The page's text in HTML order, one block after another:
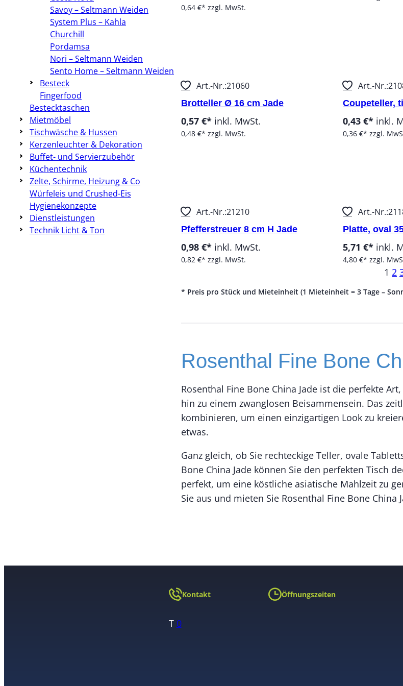
Savoy – Seltmann Weiden
System Plus – Kahla
Churchill
Pordamsa
Nori – Seltmann Weiden
Sento Home – Seltmann Weiden
Besteck
Fingerfood
Bestecktaschen
Mietmöbel
Tischwäsche & Hussen
Kerzenleuchter & Dekoration
Buffet- und Servierzubehör
Küchentechnik
Zelte, Schirme, Heizung & Co
Würfeleis und Crushed-Eis
Hygienekonzepte
Dienstleistungen
Technik Licht & Ton
0,64 €* zzgl. MwSt.
Art.-Nr.:21060
Brotteller Ø 16 cm Jade
0,57 €* inkl. MwSt.
0,48 €* zzgl. MwSt.
Art.-Nr.:
Coupeteller,
0,43 €* inkl.
0,36 €* zzgl.
Art.-Nr.:21210
Pfefferstreuer 8 cm H Jade
0,98 €* inkl. MwSt.
0,82 €* zzgl. MwSt.
Art.-Nr.:
Platte, oval
5,71 €* inkl.
4,80 €* zzgl.
1 2
* Preis pro Stück und Mieteinheit (1 Mieteinheit = 3 Tage –
Rosenthal Fine Bone
Rosenthal Fine Bone China Jade ist die perfekte
hin zu einem zwanglosen Beisammensein. Das
kombinieren, um einen einzigartigen Look zu
etwas.
Ganz gleich, ob Sie rechteckige Teller, ovale
Bone China Jade können Sie den perfekten Tisch
perfekt, um eine köstliche asiatische Mahlzeit zu
Sie aus und mieten Sie Rosenthal Fine Bone China
Kontakt
T 0
Öffnungszeiten